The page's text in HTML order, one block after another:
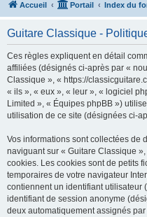
Accueil Portail Index du
Guitare Classique -
Ces règles expliquent en détail
affiliées (désignés ci-après par «
Classique », « https://
« ils », « eux », « leur », « logiciel
Limited », « Équipes phpBB »)
utilisation de ce site (désignées ci-
Vos informations sont collectées de
naviguant sur « Guitare Classique
cookies. Les cookies sont de petits
temporaires de votre navigateur
contiennent un identifiant utilisateur
identifiant de session anonyme
deux automatiquement assignés